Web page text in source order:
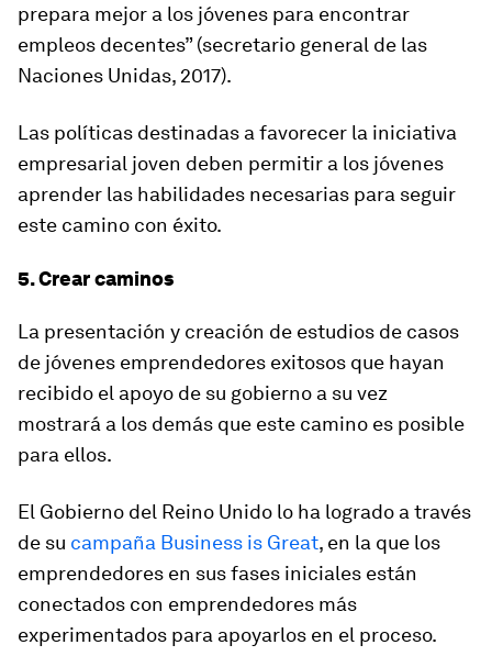
prepara mejor a los jóvenes para encontrar
empleos decentes” (secretario general de las
Naciones Unidas, 2017).
Las políticas destinadas a favorecer la iniciativa
empresarial joven deben permitir a los jóvenes
aprender las habilidades necesarias para seguir
este camino con éxito.
5. Crear caminos
La presentación y creación de estudios de casos
de jóvenes emprendedores exitosos que hayan
recibido el apoyo de su gobierno a su vez
mostrará a los demás que este camino es posible
para ellos.
El Gobierno del Reino Unido lo ha logrado a través
de su campaña Business is Great, en la que los
emprendedores en sus fases iniciales están
conectados con emprendedores más
experimentados para apoyarlos en el proceso.